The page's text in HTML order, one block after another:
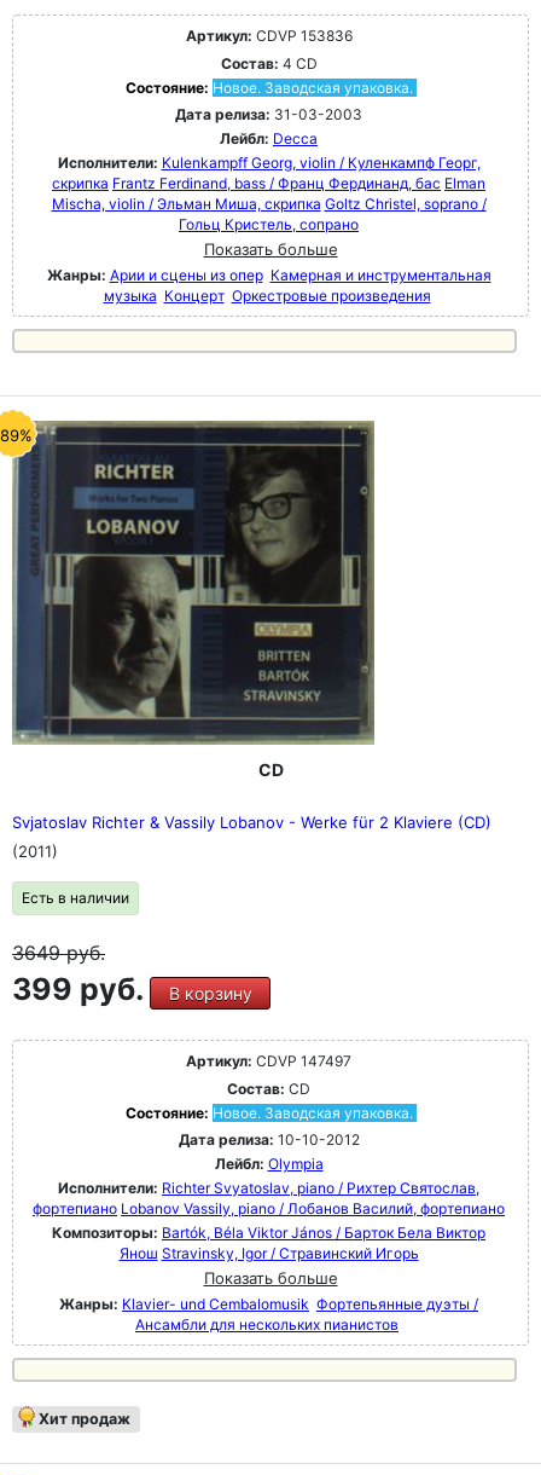
Артикул: CDVP 153836
Состав: 4 CD
Состояние: Новое. Заводская упаковка.
Дата релиза: 31-03-2003
Лейбл: Decca
Исполнители: Kulenkampff Georg, violin / Куленкампф Георг,
скрипка Frantz Ferdinand, bass / Франц Фердинанд, бас Elman
Mischa, violin / Эльман Миша, скрипка Goltz Christel, soprano /
Гольц Кристель, сопрано
Показать больше
Жанры: Арии и сцены из опер Камерная и инструментальная
музыка Концерт Оркестровые произведения
CD
Svjatoslav Richter & Vassily Lobanov - Werke für 2 Klaviere (CD)
(2011)
Есть в наличии
3649руб.
399 руб. В корзину
Артикул: CDVP 147497
Состав: CD
Состояние: Новое. Заводская упаковка.
Дата релиза: 10-10-2012
Лейбл: Olympia
Исполнители: Richter Svyatoslav, piano / Рихтер Святослав,
фортепиано Lobanov Vassily, piano / Лобанов Василий, фортепиано
Композиторы: Bartók, Béla Viktor János / Барток Бела Виктор
Янош Stravinsky, Igor / Стравинский Игорь
Показать больше
Жанры: Klavier- und Cembalomusik Фортепьянные дуэты /
Ансамбли для нескольких пианистов
Хит продаж